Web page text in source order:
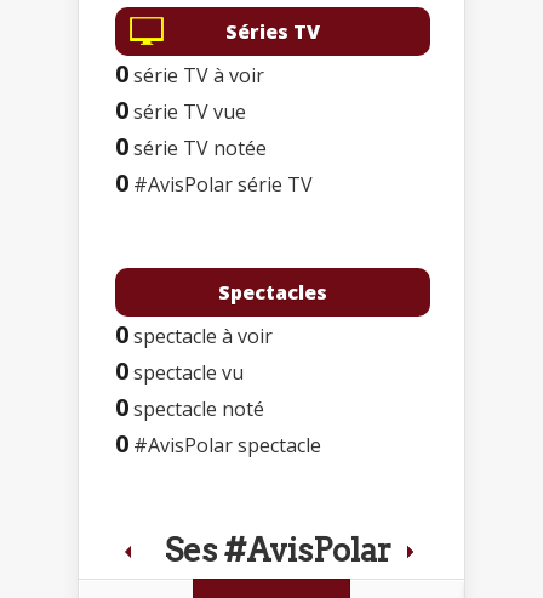
Séries TV
0série TV à voir
0série TV vue
0série TV notée
0 #AvisPolar série TV
Spectacles
0spectacle à voir
0spectacle vu
0spectacle noté
0 #AvisPolar spectacle
Ses #AvisPolar